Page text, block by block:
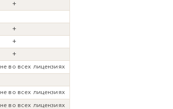
+
+
+
+
не во всех лицензиях
не во всех лицензиях
не во всех лицензиях